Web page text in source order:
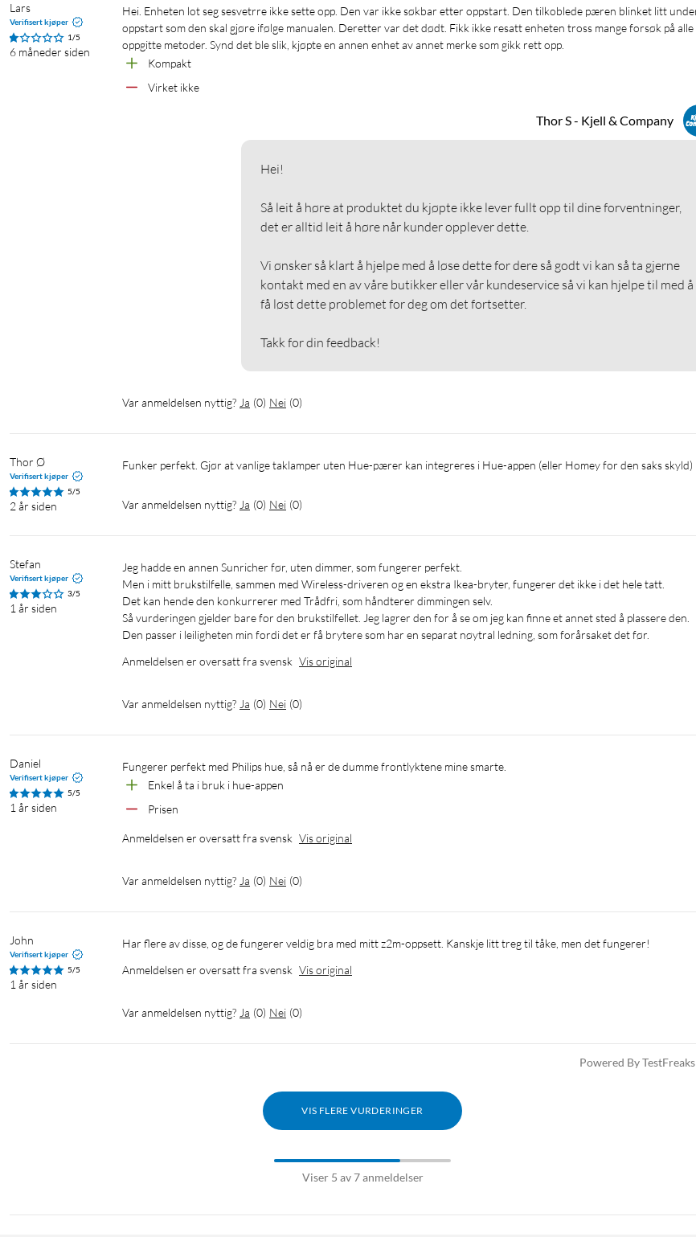
Lars
Verifisert kjøper
1/5
6 måneder siden
Hei. Enheten lot seg sesvetrre ikke sette opp. Den var ikke søkbar etter oppstart. Den tilkoblede pæren blinket litt under
oppstart som den skal gjøre ifølge manualen. Deretter var det dødt. Fikk ikke resatt enheten tross mange forsøk på alle
oppgitte metoder. Synd det ble slik, kjøpte en annen enhet av annet merke som gikk rett opp.
Kompakt
Virket ikke
Thor S - Kjell & Company
Hei!
Så leit å høre at produktet du kjøpte ikke lever fullt opp til dine forventninger,
det er alltid leit å høre når kunder opplever dette.
Vi ønsker så klart å hjelpe med å løse dette for dere så godt vi kan så ta gjerne
kontakt med en av våre butikker eller vår kundeservice så vi kan hjelpe til med å
få løst dette problemet for deg om det fortsetter.
Takk for din feedback!
Var anmeldelsen nyttig? Ja (0) Nei (0)
Thor Ø
Verifisert kjøper
5/5
2 år siden
Funker perfekt. Gjør at vanlige taklamper uten Hue-pærer kan integreres i Hue-appen (eller Homey for den saks skyld)
Var anmeldelsen nyttig? Ja (0) Nei (0)
Stefan
Verifisert kjøper
3/5
1 år siden
Jeg hadde en annen Sunricher før, uten dimmer, som fungerer perfekt.
Men i mitt brukstilfelle, sammen med Wireless-driveren og en ekstra Ikea-bryter, fungerer det ikke i det hele tatt.
Det kan hende den konkurrerer med Trådfri, som håndterer dimmingen selv.
Så vurderingen gjelder bare for den brukstilfellet. Jeg lagrer den for å se om jeg kan finne et annet sted å plassere den.
Den passer i leiligheten min fordi det er få brytere som har en separat nøytral ledning, som forårsaket det før.
Anmeldelsen er oversatt fra svensk Vis original
Var anmeldelsen nyttig? Ja (0) Nei (0)
Daniel
Verifisert kjøper
5/5
1 år siden
Fungerer perfekt med Philips hue, så nå er de dumme frontlyktene mine smarte.
Enkel å ta i bruk i hue-appen
Prisen
Anmeldelsen er oversatt fra svensk Vis original
Var anmeldelsen nyttig? Ja (0) Nei (0)
John
Verifisert kjøper
5/5
1 år siden
Har flere av disse, og de fungerer veldig bra med mitt z2m-oppsett. Kanskje litt treg til tåke, men det fungerer!
Anmeldelsen er oversatt fra svensk Vis original
Var anmeldelsen nyttig? Ja (0) Nei (0)
Powered By TestFreaks
VIS FLERE VURDERINGER
Viser 5 av 7 anmeldelser